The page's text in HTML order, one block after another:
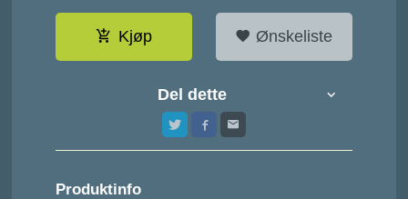
Kjøp Ønskeliste
Del dette
Produktinfo